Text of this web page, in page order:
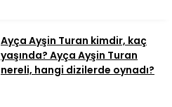
Ayça Ayşin Turan kimdir, kaç
yaşında? Ayça Ayşin Turan
nereli, hangi dizilerde oynadı?